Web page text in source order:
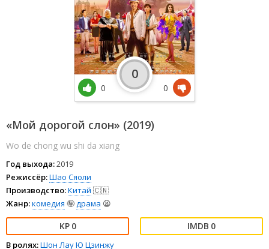
«Мой дорогой слон» (2019)
Wo de chong wu shi da xiang
Год выхода:2019
Режиссёр:Шао Сяоли
Производство:Китай 🇨🇳
Жанр:комедия 🤪драма 😫
0 0
В ролях:Шон ЛауЮ Цзинжу
0
0
0